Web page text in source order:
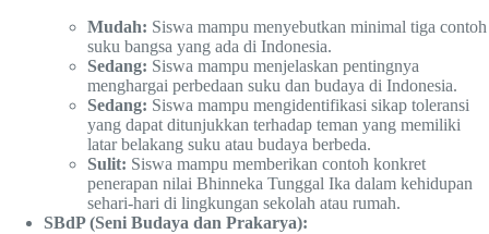
Mudah: Siswa mampu menyebutkan minimal tiga contoh
suku bangsa yang ada di Indonesia.
Sedang: Siswa mampu menjelaskan pentingnya
menghargai perbedaan suku dan budaya di Indonesia.
Sedang: Siswa mampu mengidentifikasi sikap toleransi
yang dapat ditunjukkan terhadap teman yang memiliki
latar belakang suku atau budaya berbeda.
Sulit: Siswa mampu memberikan contoh konkret
penerapan nilai Bhinneka Tunggal Ika dalam kehidupan
sehari-hari di lingkungan sekolah atau rumah.
SBdP (Seni Budaya dan Prakarya):